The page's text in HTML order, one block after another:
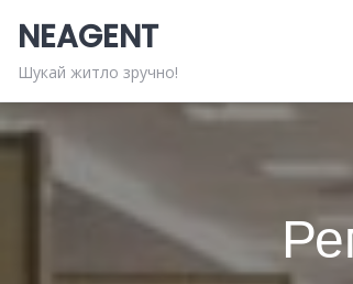
content
NEAGENT
Шукай житло зручно!